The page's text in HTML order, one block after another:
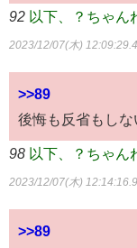
92 以下、？ちゃん
2023/12/07(木)
>>89
後悔も反省もしな
98 以下、？ちゃん
2023/12/07(木)
>>89